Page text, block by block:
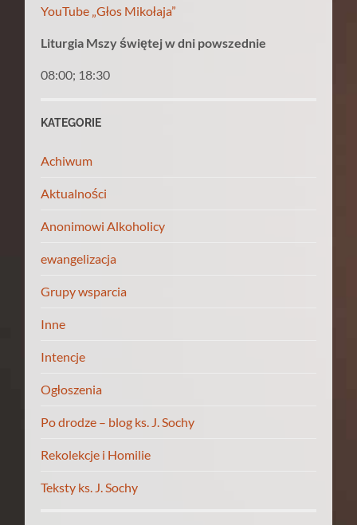
YouTube „Głos Mikołaja”
Liturgia Mszy świętej w dni powszednie
08:00; 18:30
KATEGORIE
Achiwum
Aktualności
Anonimowi Alkoholicy
ewangelizacja
Grupy wsparcia
Inne
Intencje
Ogłoszenia
Po drodze – blog ks. J. Sochy
Rekolekcje i Homilie
Teksty ks. J. Sochy